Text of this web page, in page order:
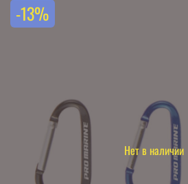
Нет в наличии
-13%